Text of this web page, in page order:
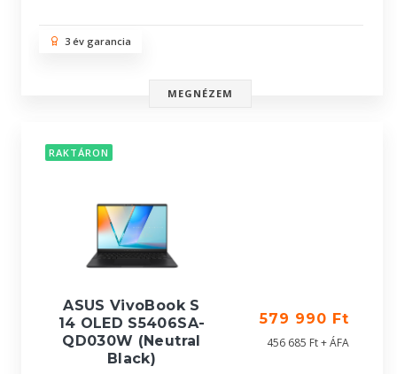
3 év garancia
MEGNÉZEM
RAKTÁRON
ASUS VivoBook S
14 OLED S5406SA-
QD030W (Neutral
Black)
579 990 Ft
456 685 Ft + ÁFA